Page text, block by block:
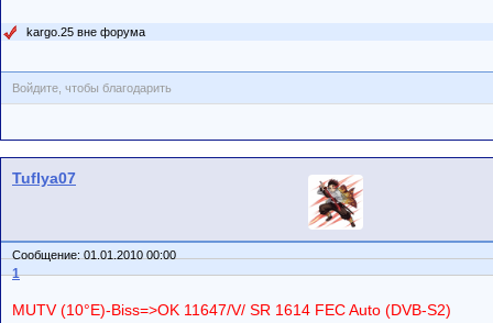
kargo.25 вне форума
Войдите, чтобы благодарить
Tuflya07
Сообщение: 01.01.2010 00:00
1
MUTV (10°E)-Biss=>OK 11647/V/ SR 1614 FEC Auto (DVB-S2)